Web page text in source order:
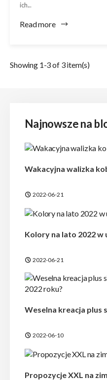
ich...
Read more
Showing 1-3 of 3 item(s)
Najnowsze na
Wakacyjna walizka
2022-06-21
Kolory na lato 2022 w
2022-06-21
Weselna kreacja plus
2022-06-10
Propozycje XXL na